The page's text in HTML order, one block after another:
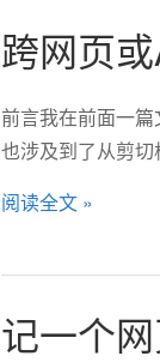
跨网页
前言我在前面一
也涉及到了从剪
阅读全文 »
记一个